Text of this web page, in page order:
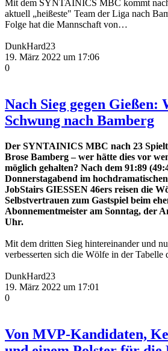
Mit dem SYNTAINICS MBC kommt
aktuell „heißeste" Team der Liga nach
Folge hat die Mannschaft von…
DunkHard23
19. März 2022 um 17:06
0
Nach Sieg gegen Gießen:
Schwung nach Bamberg
Der SYNTAINICS MBC nach 23
Brose Bamberg – wer hätte dies vor
möglich gehalten? Nach dem 91:89
Donnerstagabend im
JobStairs GIESSEN 46ers reisen die
Selbstvertrauen zum Gastspiel beim
Abonnementmeister am Sonntag, der
Uhr.
Mit dem dritten Sieg hintereinander und
verbesserten sich die Wölfe in der
DunkHard23
19. März 2022 um 17:01
0
Von MVP-Kandidaten,